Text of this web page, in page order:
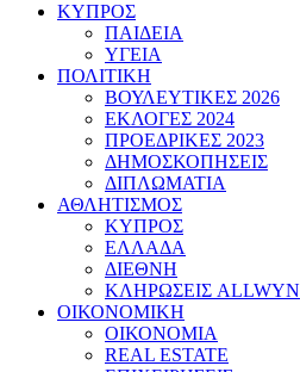
ΚΥΠΡΟΣ
ΠΑΙΔΕΙΑ
ΥΓΕΙΑ
ΠΟΛΙΤΙΚΗ
ΒΟΥΛΕΥΤΙΚΕΣ 2026
ΕΚΛΟΓΕΣ 2024
ΠΡΟΕΔΡΙΚΕΣ 2023
ΔΗΜΟΣΚΟΠΗΣΕΙΣ
ΔΙΠΛΩΜΑΤΙΑ
ΑΘΛΗΤΙΣΜΟΣ
ΚΥΠΡΟΣ
ΕΛΛΑΔΑ
ΔΙΕΘΝΗ
ΚΛΗΡΩΣΕΙΣ ALLWYN
ΟΙΚΟΝΟΜΙΚΗ
ΟΙΚΟΝΟΜΙΑ
REAL ESTATE